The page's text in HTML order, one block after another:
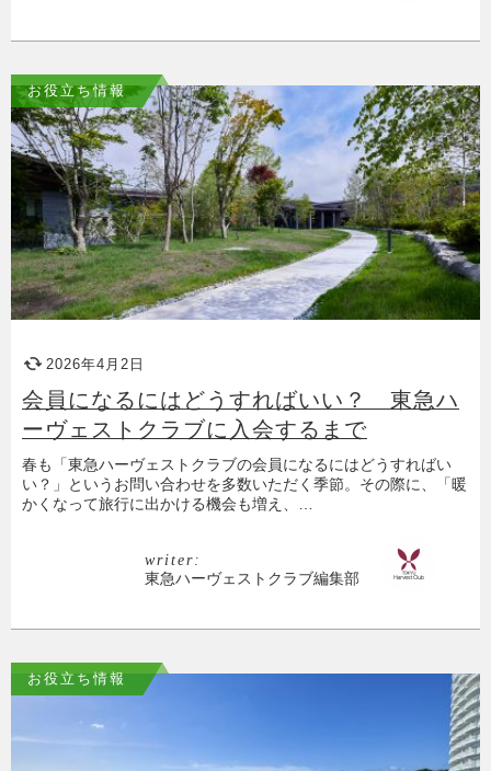
お役立ち情報
2026年4月2日
会員になるにはどうすればいい？ 東急ハ
ーヴェストクラブに入会するまで
春も「東急ハーヴェストクラブの会員になるにはどうすればい
い？」というお問い合わせを多数いただく季節。その際に、「暖
かくなって旅行に出かける機会も増え、…
writer:
東急ハーヴェストクラブ編集部
お役立ち情報